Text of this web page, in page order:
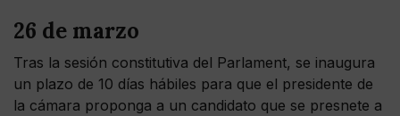
26 de marzo
Tras la sesión constitutiva del Parlament, se inaugura
un plazo de 10 días hábiles para que el presidente de
la cámara proponga a un candidato que se presnete a